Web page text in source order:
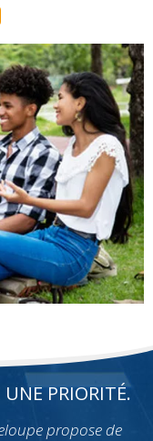
UNE PRIORITÉ.
propose de